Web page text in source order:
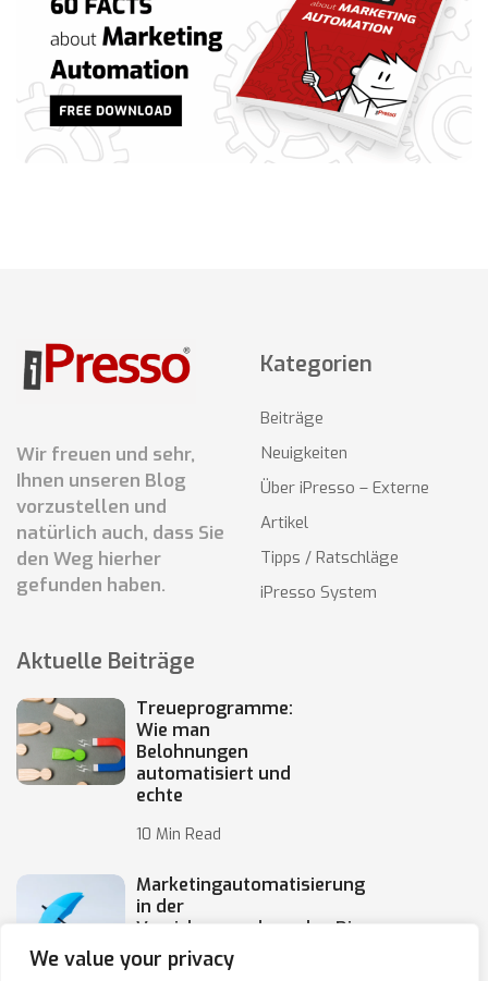
We value your privacy
Wir freuen und sehr,
Ihnen unseren Blog
vorzustellen und
natürlich auch, dass Sie
den Weg hierher
gefunden haben.
Kategorien
Beiträge
Neuigkeiten
Über iPresso – Externe
Artikel
Tipps / Ratschläge
iPresso System
Aktuelle Beiträge
Treueprogramme:
Wie man
Belohnungen
automatisiert und
echte
10 Min Read
Marketingautomatisierung
in der
Versicherungsbranche: Die
Automatisierung von